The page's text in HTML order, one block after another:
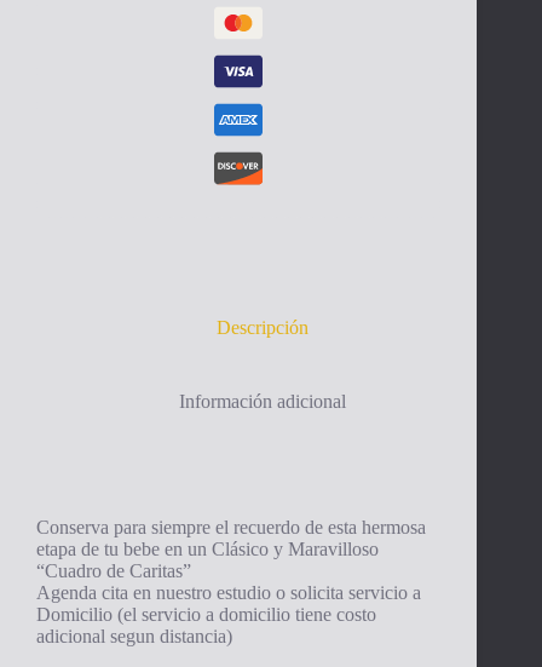
Descripción
Información adicional
Conserva para siempre el recuerdo de esta hermosa
etapa de tu bebe en un Clásico y Maravilloso
“Cuadro de Caritas”
Agenda cita en nuestro estudio o solicita servicio a
Domicilio (el servicio a domicilio tiene costo
adicional segun distancia)